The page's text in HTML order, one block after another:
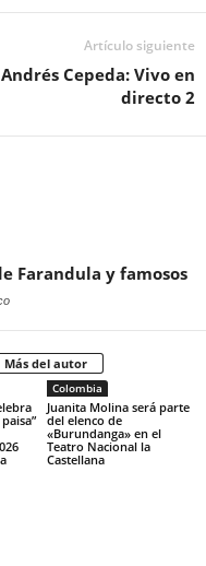
Artículo siguiente
Andrés Cepeda: Vivo en
directo 2
Farandula y famosos
Más del autor
Colombia
Juanita Molina será parte
del elenco de
«Burundanga» en el
Teatro Nacional la
Castellana